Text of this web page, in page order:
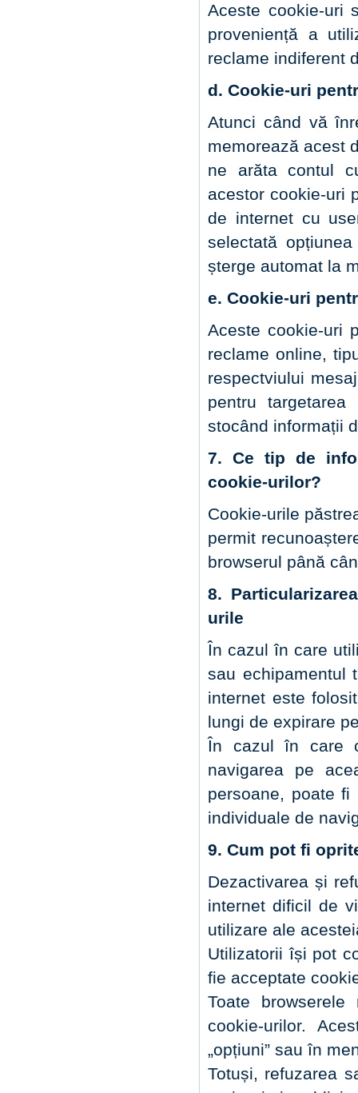
Aceste cookie-uri
proveniență a
reclame indiferent
d. Cookie-uri
Atunci când vă
memorează acest
ne arăta contul
acestor cookie-uri
de internet cu
selectată
șterge automat la
e. Cookie-uri
Aceste cookie-uri
reclame online,
respectviului
pentru
stocând informații
7. Ce tip de
cookie-urilor?
Cookie-urile
permit
browserul până
8.
urile
În cazul în care
sau echipamentul
internet este
lungi de expirare
În cazul în care
navigarea pe
persoane, poate fi
individuale de
9. Cum pot fi
Dezactivarea și
internet dificil de
utilizare ale
Utilizatorii își pot
fie acceptate
Toate
cookie-urilor.
„opțiuni” sau în
Totuși, refuzarea